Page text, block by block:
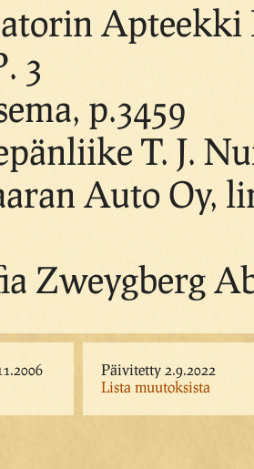
Apteekki
3
p.3459
T. J.
Auto Oy,
Zweygberg
Päivitetty 2.9.2022
Lista muutoksista